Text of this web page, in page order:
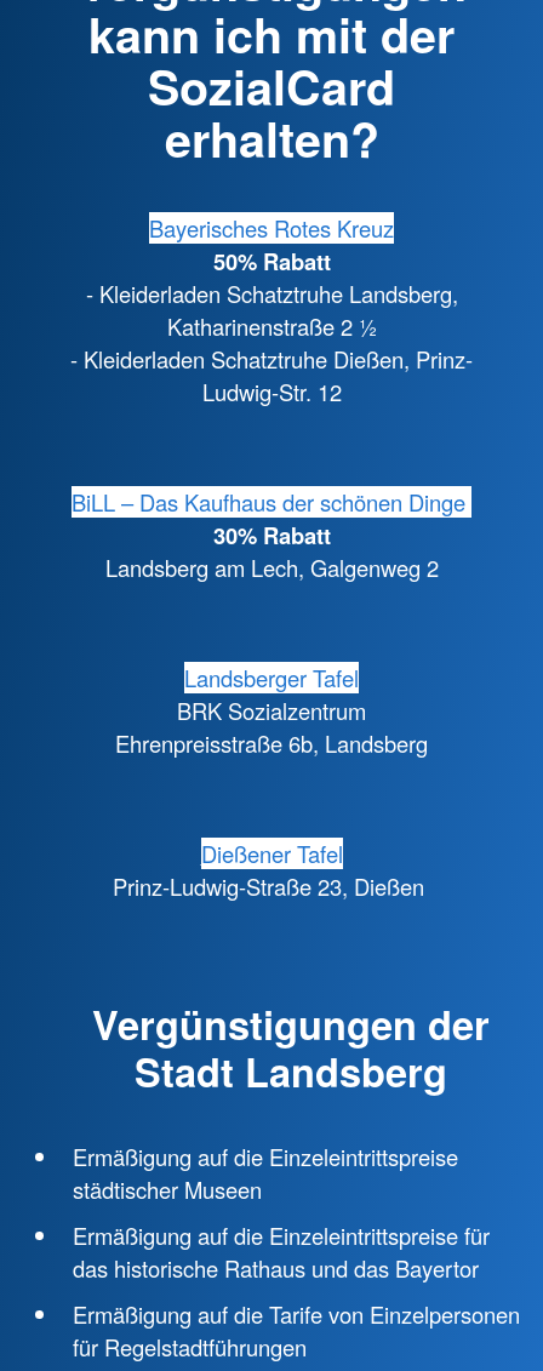
kann ich mit der
SozialCard
erhalten?
Bayerisches Rotes Kreuz
50% Rabatt
- Kleiderladen Schatztruhe Landsberg,
Katharinenstraße 2 ½
- Kleiderladen Schatztruhe Dießen, Prinz-
Ludwig-Str. 12
BiLL – Das Kaufhaus der schönen Dinge
30% Rabatt
Landsberg am Lech, Galgenweg 2
Landsberger Tafel
BRK Sozialzentrum
Ehrenpreisstraße 6b, Landsberg
Dießener Tafel
Prinz-Ludwig-Straße 23, Dießen
Vergünstigungen der
Stadt Landsberg
Ermäßigung auf die Einzeleintrittspreise
städtischer Museen
Ermäßigung auf die Einzeleintrittspreise für
das historische Rathaus und das Bayertor
Ermäßigung auf die Tarife von Einzelpersonen
für Regelstadtführungen